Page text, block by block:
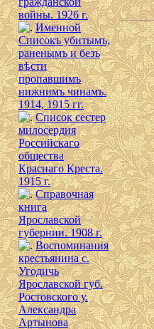
войны. 1926 г.
Именной
Списокъ убитымъ,
раненымъ и безъ
вѣсти
пропавшимъ
нижнимъ чинамъ.
1914, 1915 гг.
Список сестер
милосердия
Российскаго
общества
Краснаго Креста.
1915 г.
Справочная
книга
Ярославской
губернии. 1908 г.
Воспоминания
крестьянина с.
Угодичь
Ярославской губ.
Ростовского у.
Александра
Артынова